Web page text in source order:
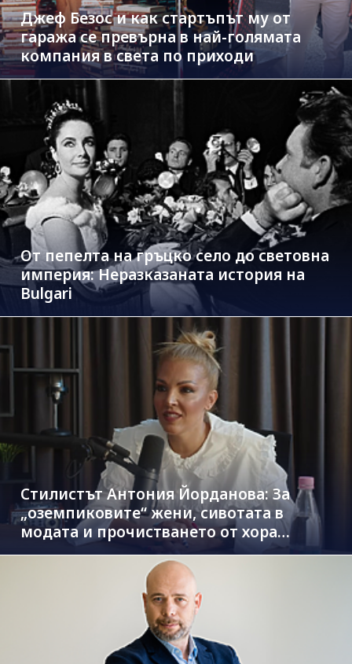
Джеф Безос и как стартъпът му от
гаража се превърна в най-голямата
компания в света по приходи
От пепелта на гръцко село до световна
империя: Неразказаната история на
Bulgari
Стилистът Антония Йорданова: За
„оземпиковите“ жени, сивотата в
модата и прочистването от хора
паразити